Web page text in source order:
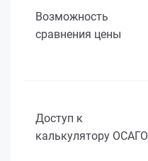
Возможность
сравнения цены
Доступ к
калькулятору ОСАГО